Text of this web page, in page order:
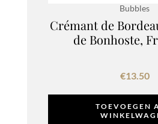
Bubbles
Crémant de
de Bonhoste,
€13.50
TOEVOEGEN